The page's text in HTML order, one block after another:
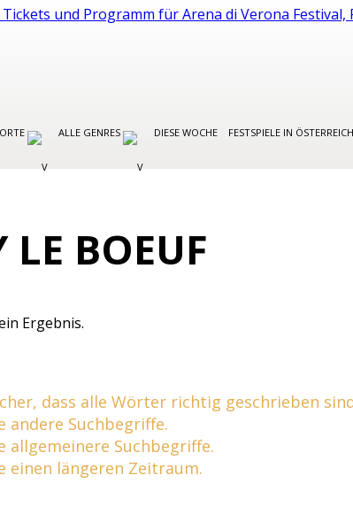
ALLE GENRES DIESE WOCHE FESTSPIELE IN ÖSTERREICH
LE BOEUF
Ergebnis.
dass alle Wörter richtig geschrieben
andere Suchbegriffe.
allgemeinere Suchbegriffe.
einen längeren Zeitraum.